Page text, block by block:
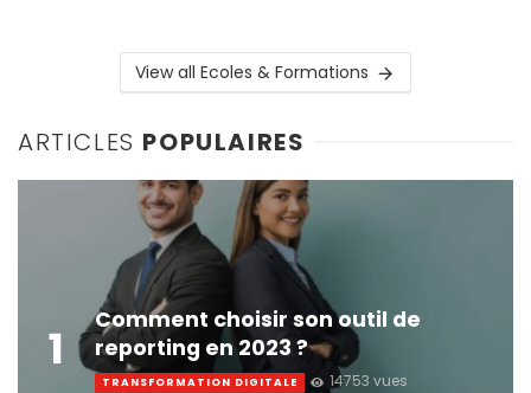
View all Ecoles & Formations
ARTICLES POPULAIRES
1
Comment choisir son outil de
reporting en 2023 ?
TRANSFORMATION DIGITALE 14753 vues